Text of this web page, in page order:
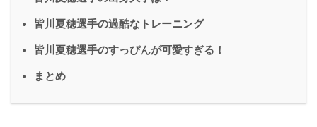
皆川夏穂選手の過酷なトレーニング
皆川夏穂選手のすっぴんが可愛すぎる！
まとめ